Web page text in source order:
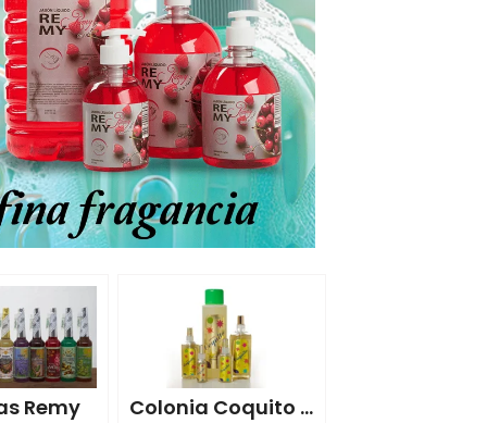
Remy Colonia Coquito Extra